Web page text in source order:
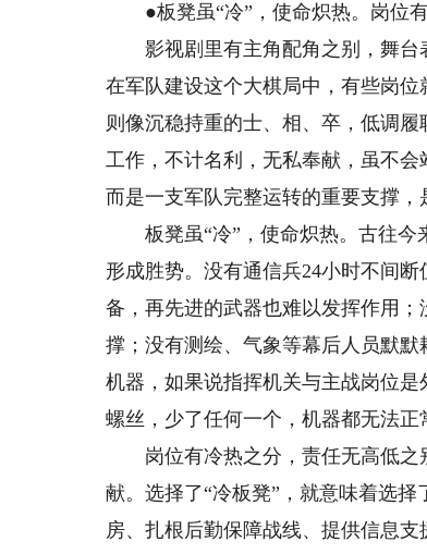
●板凳虽“冷”，使命炽热。岗位有
影视剧里有主角配角之别，舞台表
在军队建设这个大棋局中，有些岗
则像沉稳持重的士、相、卒，低调
工作，不计名利，无私奉献，虽不
而是一支军队完整运转的重要支撑，
板凳虽“冷”，使命炽热。古往今
形成胜势。没有通信兵24小时不间
备，再先进的武器也难以发挥作用
撑；没有测绘、气象等幕后人员默
机器，如果说指挥机关与主战岗位是
螺丝，少了任何一个，机器都无法正
岗位有冷热之分，责任无高低之
献。选择了“冷板凳”，就意味着选
房、扎根后勤保障战线、提供信息